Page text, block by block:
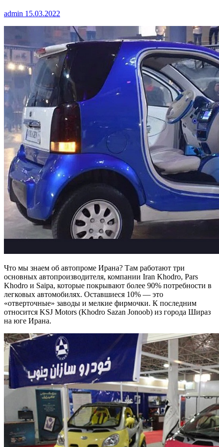
admin 15.03.2022
Что мы знаем об автопроме Ирана? Там работают три
основных автопроизводителя, компании Iran Khodro, Pars
Khodro и Saipa, которые покрывают более 90% потребности в
легковых автомобилях. Оставшиеся 10% — это
«отверточные» заводы и мелкие фирмочки. К последним
относится KSJ Motors (Khodro Sazan Jonoob) из города Шираз
на юге Ирана.